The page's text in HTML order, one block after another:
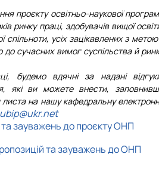
проєкту освітньо-наукової
ринку праці, здобувачів вищої
спільноти, усіх зацікавлених з метою
до сучасних вимог суспільства й
будемо вдячні за надані
які ви можете внести,
на нашу кафедральну
зауважень до проєкту ОНП
та зауважень до ОНП